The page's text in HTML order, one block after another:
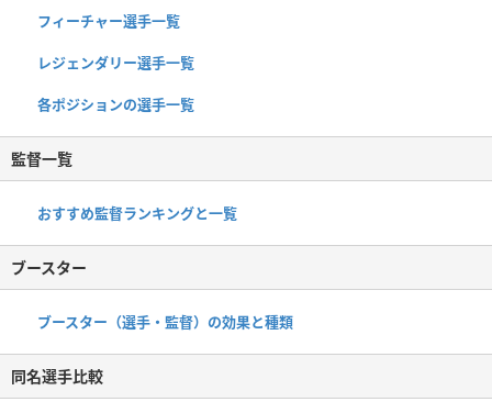
フィーチャー選手一覧
レジェンダリー選手一覧
各ポジションの選手一覧
監督一覧
おすすめ監督ランキングと一覧
ブースター
ブースター（選手・監督）の効果と種類
同名選手比較